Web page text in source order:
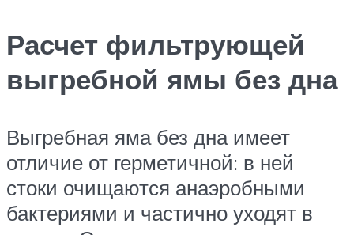
Расчет фильтрующей
выгребной ямы без дна
Выгребная яма без дна имеет
отличие от герметичной: в ней
стоки очищаются анаэробными
бактериями и частично уходят в